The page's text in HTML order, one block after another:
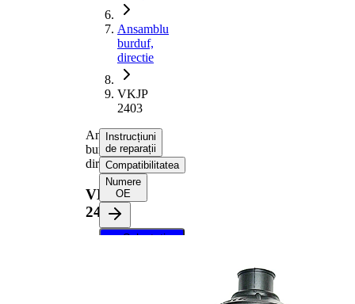
Ansamblu
burduf,
directie
VKJP
2403
Ansamblu
burduf,
directie
VKJP
2403
Instrucțiuni
de reparații
Compatibilitatea
Numere
OE
Selectați